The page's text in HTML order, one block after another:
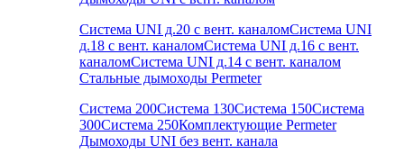
Система UNI д.20 с вент. каналомСистема UNI
д.18 с вент. каналомСистема UNI д.16 с вент.
каналомСистема UNI д.14 с вент. каналом
Стальные дымоходы Permeter
Система 200Система 130Система 150Система
300Система 250Комплектующие Permeter
Дымоходы UNI без вент. канала